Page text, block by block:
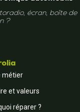
écran, boîte de
?
métier
et valeurs
réparer ?